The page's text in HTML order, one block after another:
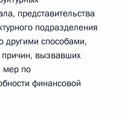
представительства
подразделения
другими способами,
вызвавших
мер по
финансовой